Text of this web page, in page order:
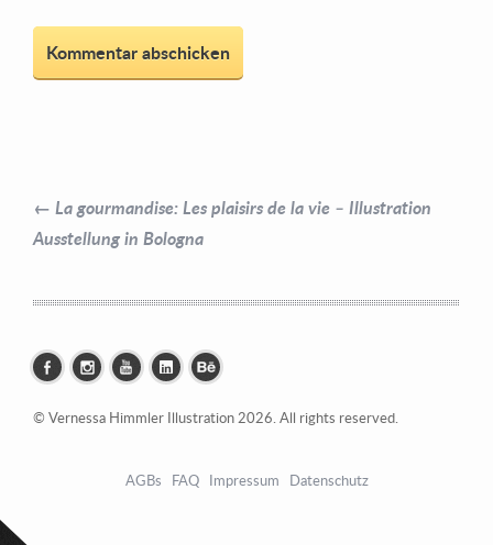
← La gourmandise: Les plaisirs de la vie – Illustration
Ausstellung in Bologna
© Vernessa Himmler Illustration 2026. All rights reserved.
AGBs FAQ Impressum Datenschutz